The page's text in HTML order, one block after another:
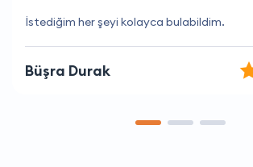
Müşteri hizmetleri çok yardımsever ve kibar.
Aslı Akın